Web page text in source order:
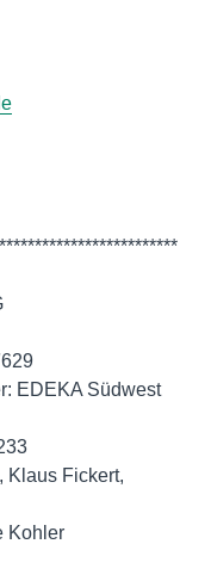
EDEKA Südwest
Klaus Fickert,
Kohler